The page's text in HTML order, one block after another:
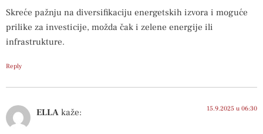
Skreće pažnju na diversifikaciju energetskih izvora i moguće
prilike za investicije, možda čak i zelene energije ili
infrastrukture.
Reply
ELLA kaže: 15.9.2025 u 06:30